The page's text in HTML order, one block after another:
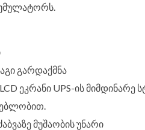
გარდაქმნა
ეკრანი UPS-ის მიმდინარე
მუშაობის უნარი